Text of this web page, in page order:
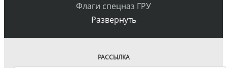
Флаги спецназ ГРУ
Развернуть
РАССЫЛКА